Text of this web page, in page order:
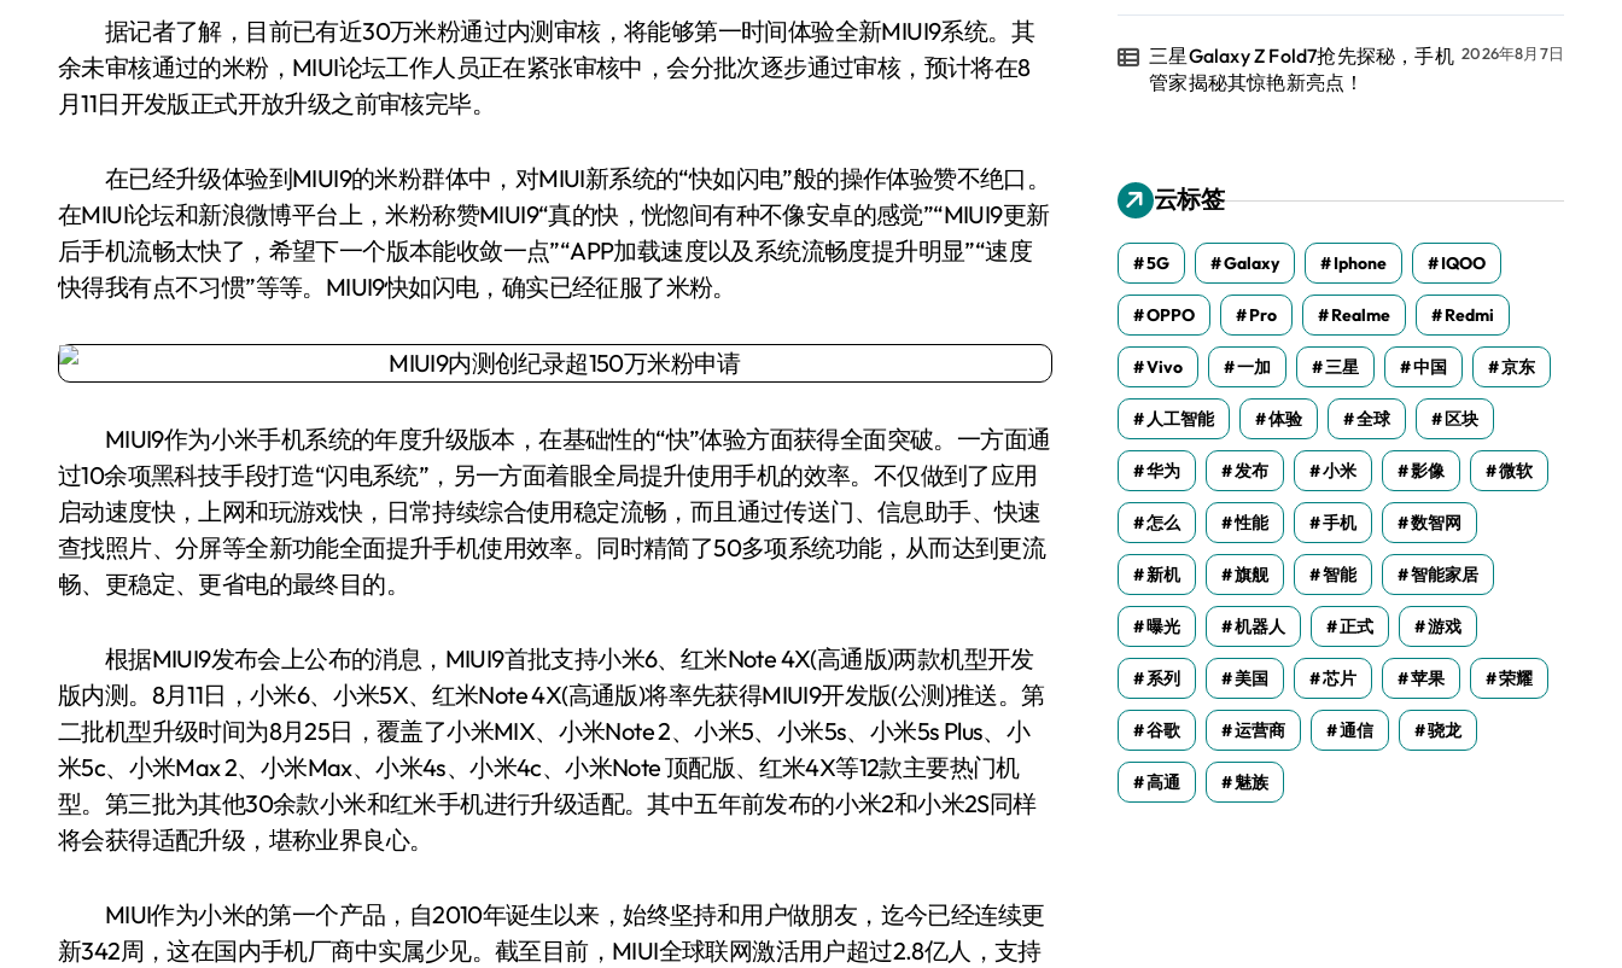
据记者了解，目前已有近30万米粉通过内测审核，将能够第一时间体验全新MIUI9系统。其
余未审核通过的米粉，MIUI论坛工作人员正在紧张审核中，会分批次逐步通过审核，预计将在8
月11日开发版正式开放升级之前审核完毕。
在已经升级体验到MIUI9的米粉群体中，对MIUI新系统的“快如闪电”般的操作体验赞不绝口。
在MIUI论坛和新浪微博平台上，米粉称赞MIUI9“真的快，恍惚间有种不像安卓的感觉”“MIUI9更新
后手机流畅太快了，希望下一个版本能收敛一点”“APP加载速度以及系统流畅度提升明显”“速度
快得我有点不习惯”等等。MIUI9快如闪电，确实已经征服了米粉。
MIUI9作为小米手机系统的年度升级版本，在基础性的“快”体验方面获得全面突破。一方面通
过10余项黑科技手段打造“闪电系统”，另一方面着眼全局提升使用手机的效率。不仅做到了应用
启动速度快，上网和玩游戏快，日常持续综合使用稳定流畅，而且通过传送门、信息助手、快速
查找照片、分屏等全新功能全面提升手机使用效率。同时精简了50多项系统功能，从而达到更流
畅、更稳定、更省电的最终目的。
根据MIUI9发布会上公布的消息，MIUI9首批支持小米6、红米Note 4X(高通版)两款机型开发
版内测。8月11日，小米6、小米5X、红米Note 4X(高通版)将率先获得MIUI9开发版(公测)推送。第
二批机型升级时间为8月25日，覆盖了小米MIX、小米Note 2、小米5、小米5s、小米5s Plus、小
米5c、小米Max 2、小米Max、小米4s、小米4c、小米Note 顶配版、红米4X等12款主要热门机
型。第三批为其他30余款小米和红米手机进行升级适配。其中五年前发布的小米2和小米2S同样
将会获得适配升级，堪称业界良心。
MIUI作为小米的第一个产品，自2010年诞生以来，始终坚持和用户做朋友，迄今已经连续更
新342周，这在国内手机厂商中实属少见。截至目前，MIUI全球联网激活用户超过2.8亿人，支持
三星Galaxy Z Fold7抢先探秘，手机
管家揭秘其惊艳新亮点！
2026年8月7日
云标签
5G Galaxy Iphone IQOO
OPPO Pro Realme Redmi
Vivo 一加 三星 中国 京东
人工智能 体验 全球 区块
华为 发布 小米 影像 微软
怎么 性能 手机 数智网
新机 旗舰 智能 智能家居
曝光 机器人 正式 游戏
系列 美国 芯片 苹果 荣耀
谷歌 运营商 通信 骁龙
高通 魅族